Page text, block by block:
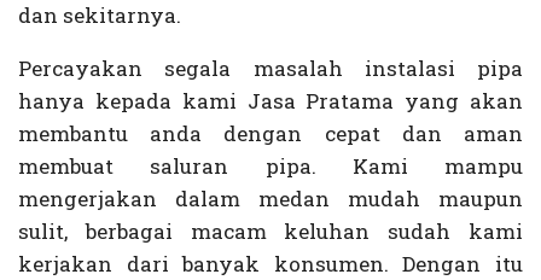
dan sekitarnya.
Percayakan segala masalah instalasi pipa
hanya kepada kami Jasa Pratama yang akan
membantu anda dengan cepat dan aman
membuat saluran pipa. Kami mampu
mengerjakan dalam medan mudah maupun
sulit, berbagai macam keluhan sudah kami
kerjakan dari banyak konsumen. Dengan itu